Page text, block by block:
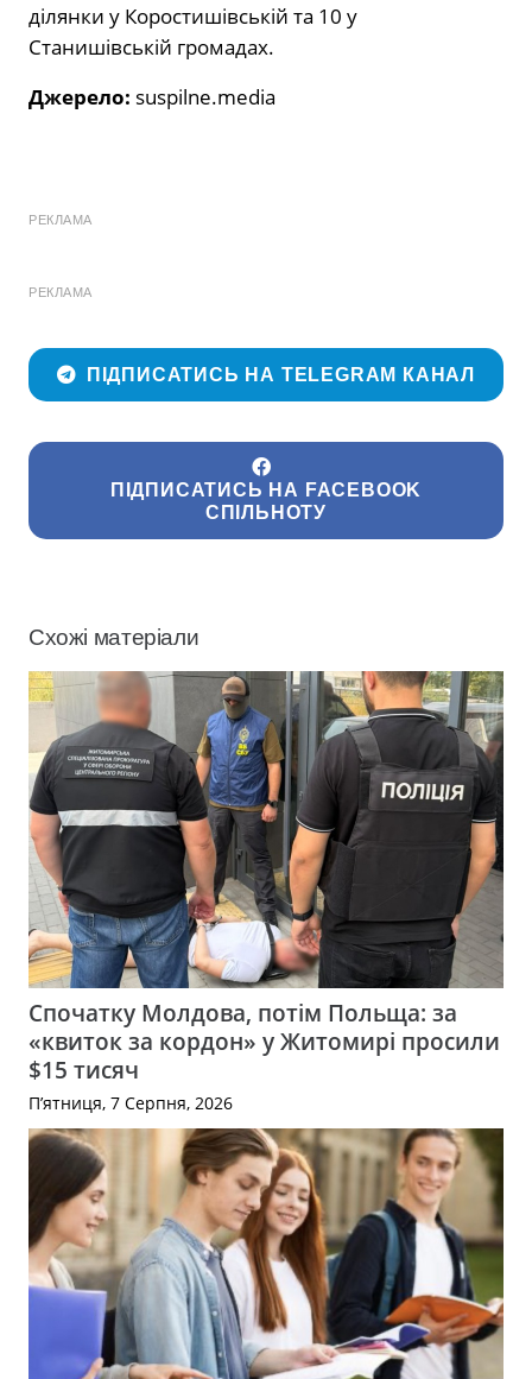
ділянки у Коростишівській та 10 у
Станишівській громадах.
Джерело: suspilne.media
РЕКЛАМА
РЕКЛАМА
ПІДПИСАТИСЬ НА TELEGRAM КАНАЛ
ПІДПИСАТИСЬ НА FACEBOOK
СПІЛЬНОТУ
Схожі матеріали
Спочатку Молдова, потім Польща: за
«квиток за кордон» у Житомирі просили
$15 тисяч
П’ятниця, 7 Серпня, 2026